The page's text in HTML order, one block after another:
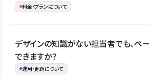
め、移行後にページ構成やデザイン、CMS設
理、セキュリティ確認、既存システムとの
ない段階でも、お問い合わせください。
お問合せはこちら
料金・プランについて
公開ページ数、バージョン履歴の期間、CMS
管理の有無などがプランごとに異なります
ージをご覧ください。
デザインの知識がない担当者でも、ペ
できますか？
運用・更新について